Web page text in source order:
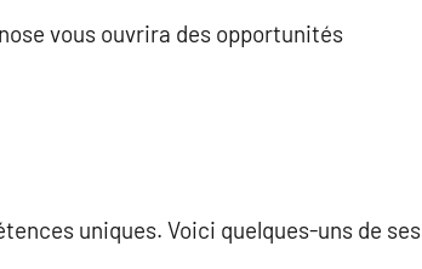
vous ouvrira des opportunités
uniques. Voici quelques-uns de ses